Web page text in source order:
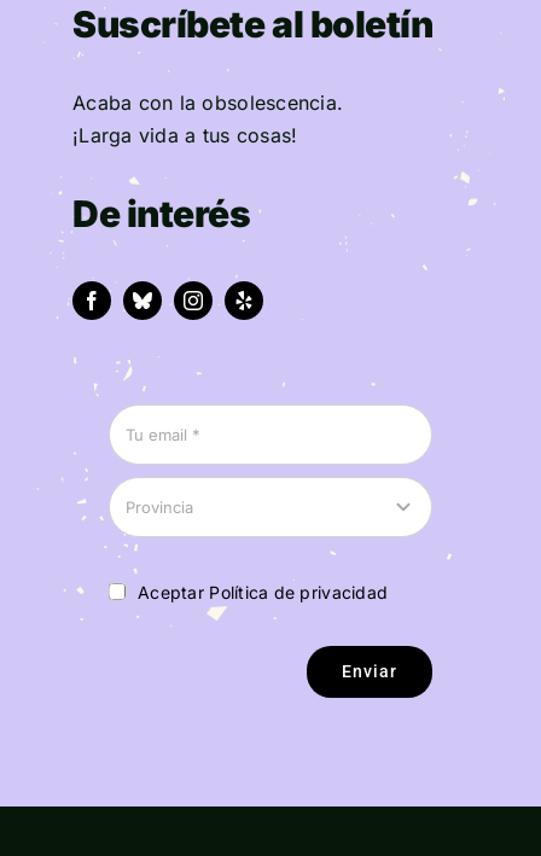
Suscríbete al boletín
Acaba con la obsolescencia.
¡Larga vida a tus cosas!
De interés
Aceptar Política de privacidad
Enviar